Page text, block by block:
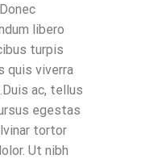
libero
turpis
quis viverra
ac, tellus
egestas
tortor
Ut nibh